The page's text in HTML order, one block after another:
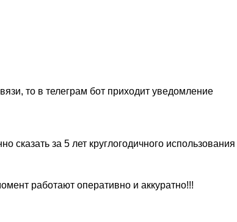
то в телеграм бот приходит уведомление
за 5 лет круглогодичного использования
работают оперативно и аккуратно!!!